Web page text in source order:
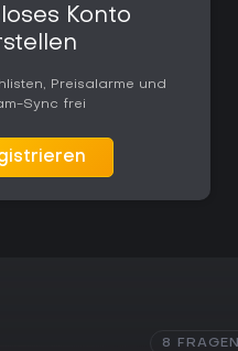
Konto
Preisalarme und
Sync frei
8 FRAGEN